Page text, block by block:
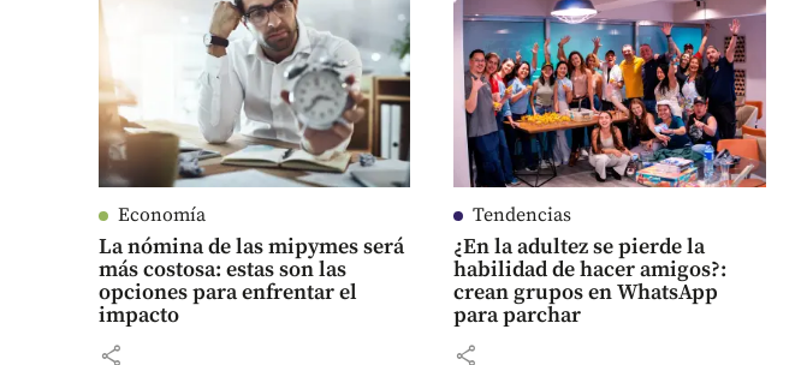
Economía
La nómina de las mipymes será
más costosa: estas son las
opciones para enfrentar el
impacto
share
Tendencias
¿En la adultez se pierde la
habilidad de hacer amigos?:
crean grupos en WhatsApp
para parchar
share